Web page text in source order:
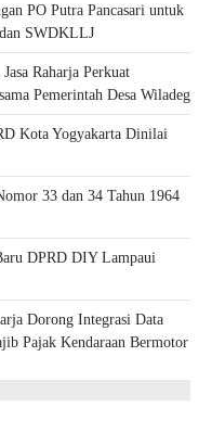
PO Putra Pancasari untuk
SWDKLLJ
Raharja Perkuat
Pemerintah Desa Wiladeg
Kota Yogyakarta Dinilai
33 dan 34 Tahun 1964
DPRD DIY Lampaui
Dorong Integrasi Data
Pajak Kendaraan Bermotor